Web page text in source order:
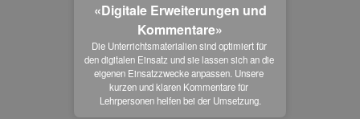
«Digitale Erweiterungen und
Kommentare»
Die Unterrichtsmaterialien sind optimiert für
den digitalen Einsatz und sie lassen sich an die
eigenen Einsatzzwecke anpassen. Unsere
kurzen und klaren Kommentare für
Lehrpersonen helfen bei der Umsetzung.